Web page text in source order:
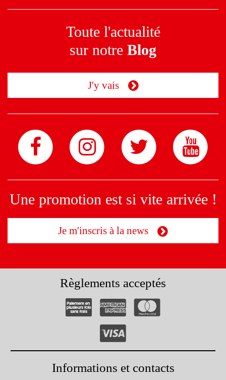
Toute l'actualité
sur notre Blog
J'y vais
Une promotion est si vite arrivée !
Je m'inscris à la news
Règlements acceptés
Informations et contacts